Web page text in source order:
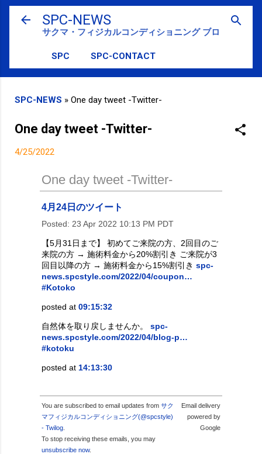
スキップしてメイン コンテンツに移動
SPC-NEWS
サクマ・フィジカルコンディショニング ブログ
SPC SPC-CONTACT
SPC-NEWS » One day tweet -Twitter-
One day tweet -Twitter-
4/25/2022
One day tweet -Twitter-
4月24日のツイート
Posted: 23 Apr 2022 10:13 PM PDT
【5月31日まで】 初めてご来院の方、2回目のご
来院の方 → 施術料金から20%割引き ご来院が3
回目以降の方 → 施術料金から15%割引き spc-
news.spcstyle.com/2022/04/coupon…
#Kotoko
posted at 09:15:32
自然体を取り戻しませんか。 spc-
news.spcstyle.com/2022/04/blog-p…
#kotoku
posted at 14:13:30
You are subscribed to email updates from サク
マフィジカルコンディショニング(@spcstyle)
- Twilog
To stop receiving these emails, you may
unsubscribe now.
Email delivery
powered by
Google